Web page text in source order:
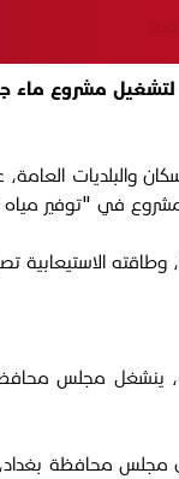
لتشغيل مشروع
أهالي قضاء الزهور في الحسينية
ينشغل مجلس
مجلس محافظة